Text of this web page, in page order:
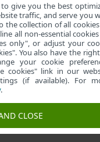
Para
give you the best
traffic, and serve you
the collection of all
all non-essential
only", or adjust your
You also have the
your cookie
cookies" link in our
(if available). For
.
CLOSE